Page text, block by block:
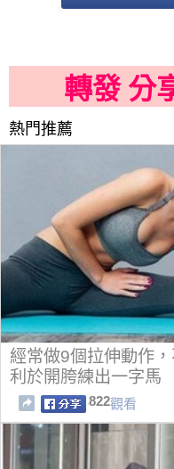
轉發 分
熱門推薦
經常做9個拉伸動作
利於開胯練出一字馬
822觀看